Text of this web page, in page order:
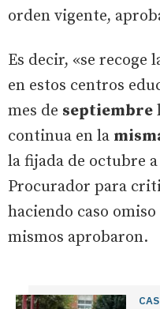
orden vigente,
Es decir, «se recoge
en estos centros
mes de septiembre
continua en la
la fijada de octubre
Procurador para
haciendo caso
mismos aprobaron.